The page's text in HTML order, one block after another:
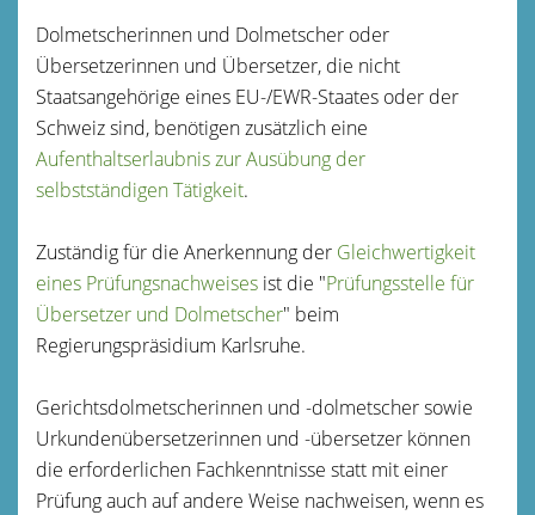
Dolmetscherinnen und Dolmetscher oder
Übersetzerinnen und Übersetzer, die nicht
Staatsangehörige eines EU-/EWR-Staates oder der
Schweiz sind, benötigen zusätzlich eine
Aufenthaltserlaubnis zur Ausübung der
selbstständigen Tätigkeit.
Zuständig für die Anerkennung der Gleichwertigkeit
eines Prüfungsnachweises ist die "Prüfungsstelle für
Übersetzer und Dolmetscher" beim
Regierungspräsidium Karlsruhe.
Gerichtsdolmetscherinnen und -dolmetscher sowie
Urkundenübersetzerinnen und -übersetzer können
die erforderlichen Fachkenntnisse statt mit einer
Prüfung auch auf andere Weise nachweisen, wenn es